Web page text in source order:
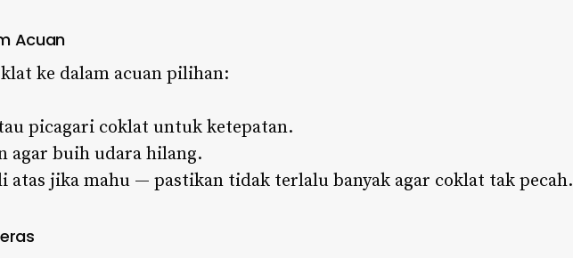
Acuan
ke dalam acuan pilihan:
picagari coklat untuk ketepatan.
agar buih udara hilang.
atas jika mahu — pastikan tidak terlalu banyak agar coklat tak pecah.